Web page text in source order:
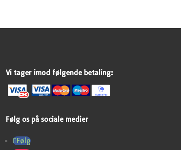
Vi tager imod følgende betaling:
Følg os på sociale medier
Følg